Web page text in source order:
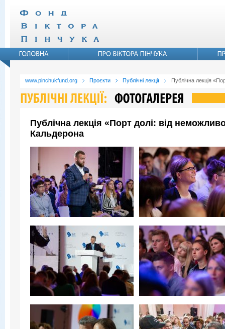
www.pinchukfund.org Проєкти Публічні лекції Публічна лекція
Публічна лекція «Порт долі: від
Кальдерона